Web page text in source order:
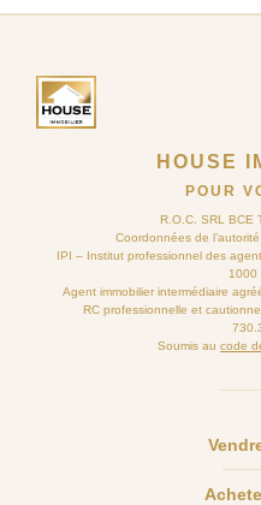
HOUSE
POUR
R.O.C. SRL BCE
Coordonnées de
IPI – Institut professionnel des
1000
Agent immobilier intermédiaire
RC professionnelle et
Soumis au code